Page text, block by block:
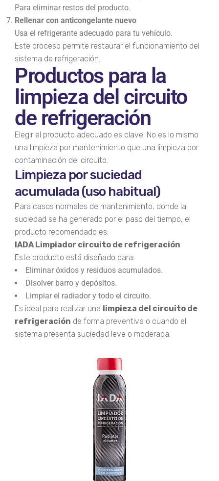
Para eliminar restos del producto.
Rellenar con anticongelante nuevo
Usa el refrigerante adecuado para tu vehículo.
Este proceso permite restaurar el funcionamiento del
sistema de refrigeración.
Productos para la
limpieza del circuito
de refrigeración
Elegir el producto adecuado es clave. No es lo mismo
una limpieza por mantenimiento que una limpieza por
contaminación del circuito.
Limpieza por suciedad
acumulada (uso habitual)
Para casos normales de mantenimiento, donde la
suciedad se ha generado por el paso del tiempo, el
producto recomendado es:
IADA Limpiador circuito de refrigeración
Este producto está diseñado para:
Eliminar óxidos y residuos acumulados.
Disolver barro y depósitos.
Limpiar el radiador y todo el circuito.
Es ideal para realizar una limpieza del circuito de
refrigeración de forma preventiva o cuando el
sistema presenta suciedad leve o moderada.